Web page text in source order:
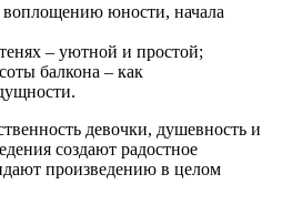
юности, начала
– уютной и простой;
балкона – как
девочки, душевность и
создают радостное
произведению в целом